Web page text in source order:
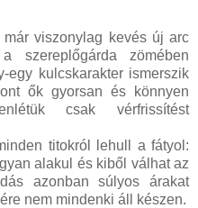
viszonylag kevés új arc
szereplőgárda zömében
egy kulcskarakter ismerszik
ők gyorsan és könnyen
csak vérfrissítést
titokról lehull a fátyol:
alakul és kiből válhat az
azonban súlyos árakat
nem mindenki áll készen.